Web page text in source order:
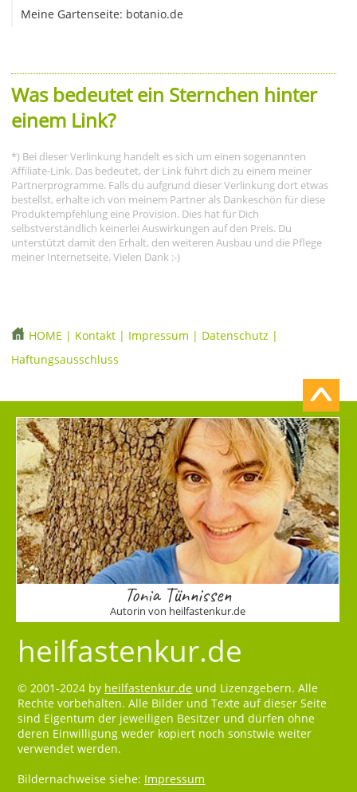
Meine Gartenseite: botanio.de
Was bedeutet ein Sternchen hinter
einem Link?
*) Bei dieser Verlinkung handelt es sich um einen sogenannten
Affiliate-Link. Das bedeutet, der Link führt dich zu einem meiner
Partnerprogramme. Falls du aufgrund dieser Verlinkung dort etwas
bestellst, erhalte ich von meinem Partner als Dankeschön für diese
Produktempfehlung eine Provision. Dies hat für Dich
selbstverständlich keinerlei Auswirkungen auf den Preis. Du
unterstützt damit den Erhalt, den weiteren Ausbau und die Pflege
meiner Internetseite. Vielen Dank :-)
HOME | Kontakt | Impressum | Datenschutz |
Haftungsausschluss
Tonia Tünnissen
Autorin von heilfastenkur.de
heilfastenkur.de
© 2001-2024 by heilfastenkur.de und Lizenzgebern. Alle
Rechte vorbehalten. Alle Bilder und Texte auf dieser Seite
sind Eigentum der jeweiligen Besitzer und dürfen ohne
deren Einwilligung weder kopiert noch sonstwie weiter
verwendet werden.
Bildernachweise siehe: Impressum